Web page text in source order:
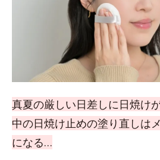
真夏の厳しい日差しに日焼け
中の日焼け止めの塗り直しは
になる…